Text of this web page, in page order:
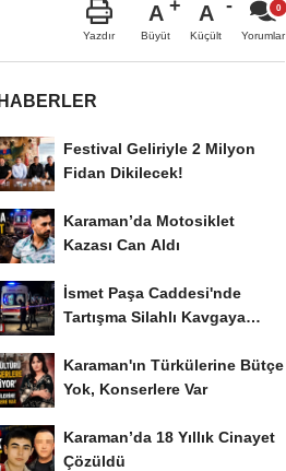
Yazdır
A
Büyüt
A
Küçült Yorumlar
Festival Geliriyle 2 Milyon
Fidan Dikilecek!
Karaman’da Motosiklet
Kazası Can Aldı
İsmet Paşa Caddesi'nde
Tartışma Silahlı Kavgaya
Karaman'ın Türkülerine Bütçe
Yok, Konserlere Var
Karaman’da 18 Yıllık Cinayet
Çözüldü